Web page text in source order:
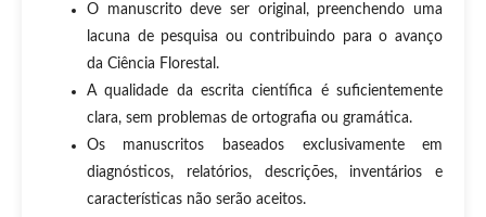
O manuscrito deve ser original, preenchendo uma
lacuna de pesquisa ou contribuindo para o avanço
da Ciência Florestal.
A qualidade da escrita científica é suficientemente
clara, sem problemas de ortografia ou gramática.
Os manuscritos baseados exclusivamente em
diagnósticos, relatórios, descrições, inventários e
características não serão aceitos.